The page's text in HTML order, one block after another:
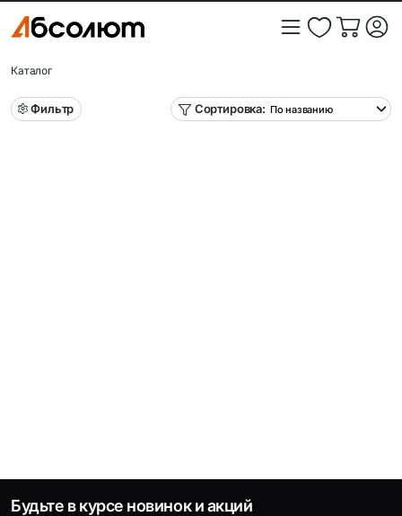
Каталог
Фильтр Сортировка:
Будьте в курсе новинок и акций